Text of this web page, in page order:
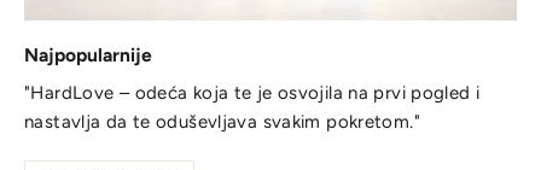
Najpopularnije
"HardLove – odeća koja te je osvojila na prvi pogled i
nastavlja da te oduševljava svakim pokretom."